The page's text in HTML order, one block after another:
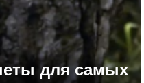
для самых